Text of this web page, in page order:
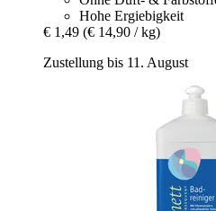
Hohe Ergiebigkeit
€ 1,49 (€ 14,90 / kg)
Zustellung bis 11. August